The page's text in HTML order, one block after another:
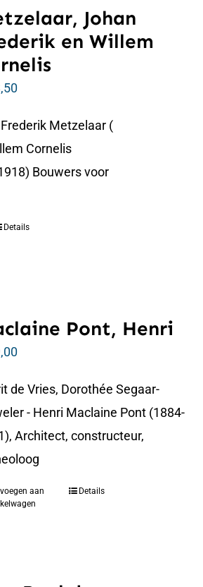
Johan
en Willem
Metzelaar (
Cornelis
Bouwers voor
Details
Pont, Henri
de Vries, Dorothée Segaar-
- Henri Maclaine Pont (1884-
Architect, constructeur,
aan
Details